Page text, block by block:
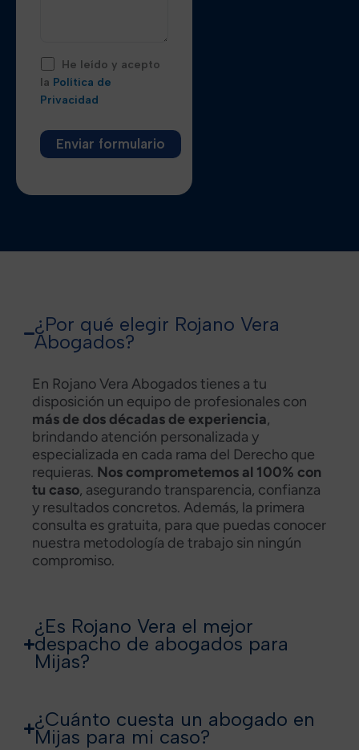
He leído y acepto
la Política de
Privacidad
¿Por qué elegir Rojano Vera
Abogados?
En Rojano Vera Abogados tienes a tu
disposición un equipo de profesionales con
más de dos décadas de experiencia,
brindando atención personalizada y
especializada en cada rama del Derecho que
requieras. Nos comprometemos al 100% con
tu caso, asegurando transparencia, confianza
y resultados concretos. Además, la primera
consulta es gratuita, para que puedas conocer
nuestra metodología de trabajo sin ningún
compromiso.
¿Es Rojano Vera el mejor
despacho de abogados para
Mijas?
¿Cuánto cuesta un abogado en
Mijas para mi caso?